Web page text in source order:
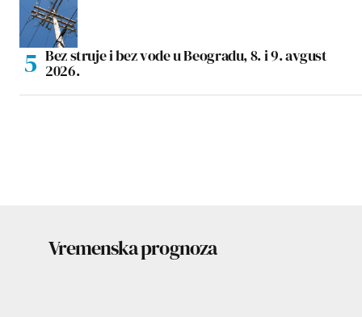
Bez struje i bez vode u Beogradu, 8. i 9. avgust
2026.
Vremenska prognoza